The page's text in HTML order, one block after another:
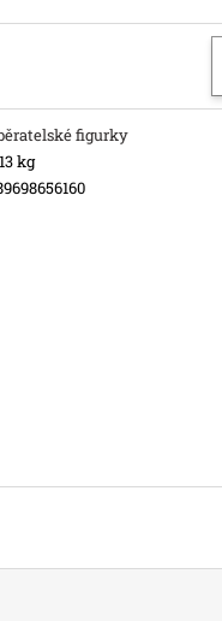
figurky
kg
OF THE FORCE -